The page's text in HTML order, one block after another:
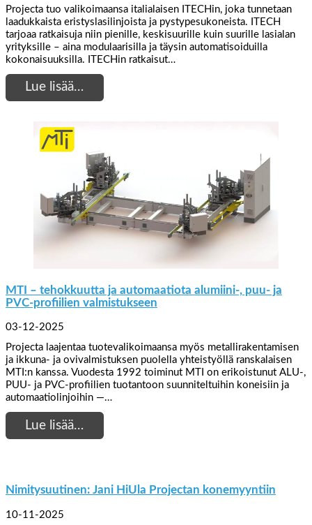
Projecta tuo valikoimaansa italialaisen ITECHin, joka tunnetaan
laadukkaista eristyslasilinjoista ja pystypesukoneista. ITECH
tarjoaa ratkaisuja niin pienille, keskisuurille kuin suurille lasialan
yrityksille – aina modulaarisilla ja täysin automatisoiduilla
kokonaisuuksilla. ITECHin ratkaisut…
Lue lisää…
MTI – tehokkuutta ja automaatiota alumiini-, puu- ja
PVC-profiilien valmistukseen
03-12-2025
Projecta laajentaa tuotevalikoimaansa myös metallirakentamisen
ja ikkuna- ja ovivalmistuksen puolella yhteistyöllä ranskalaisen
MTI:n kanssa. Vuodesta 1992 toiminut MTI on erikoistunut ALU-,
PUU- ja PVC-profiilien tuotantoon suunniteltuihin koneisiin ja
automaatiolinjoihin —…
Lue lisää…
Nimitysuutinen: Jani HiUla Projectan konemyyntiin
10-11-2025